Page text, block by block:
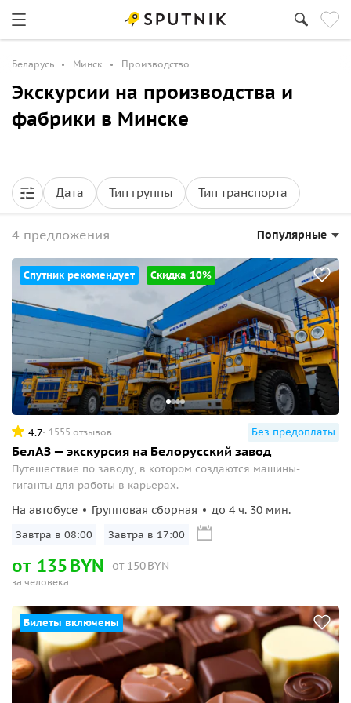
Беларусь Минск Производство
Экскурсии на производства и
фабрики в Минске
Дата Тип группы Тип транспорта
4 предложения Популярные
Спутник рекомендует Скидка 10%
4.7 1555 отзывов Без предоплаты
БелАЗ — экскурсия на Белорусский завод
Путешествие по заводу, в котором создаются машины-
гиганты для работы в карьерах.
На автобусе Групповая сборная до 4 ч. 30 мин.
Завтра в 08:00 Завтра в 17:00
от 150BYN
от 135BYN
за человека
Билеты включены